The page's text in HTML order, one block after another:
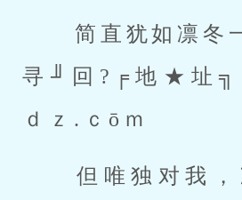
寻╜回?╒地★址
ｄｚ.ｃōｍ